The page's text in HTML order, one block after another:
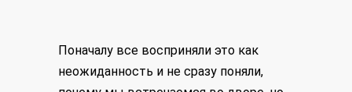
Поначалу все восприняли это как
неожиданность и не сразу поняли,